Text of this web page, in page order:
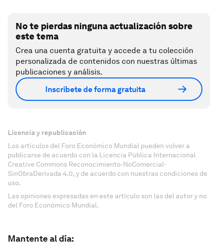
No te pierdas ninguna actualización sobre
este tema
Crea una cuenta gratuita y accede a tu colección
personalizada de contenidos con nuestras últimas
publicaciones y análisis.
Inscríbete de forma gratuita
Licencia y republicación
Los artículos del Foro Económico Mundial pueden volver a
publicarse de acuerdo con la Licencia Pública Internacional
Creative Commons Reconocimiento-NoComercial-
SinObraDerivada 4.0, y de acuerdo con nuestras condiciones de
uso.
Las opiniones expresadas en este artículo son las del autor y no
del Foro Económico Mundial.
Mantente al día: